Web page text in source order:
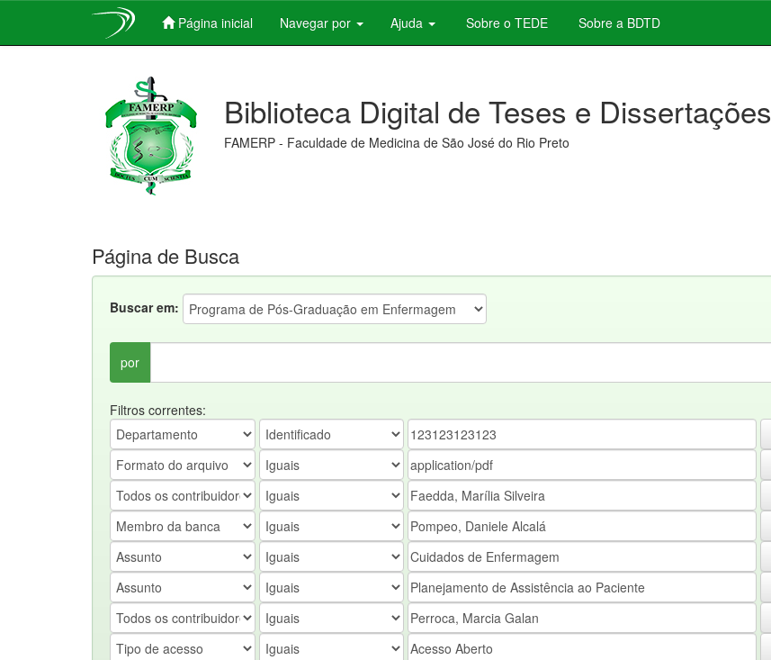
Página inicial Navegar por Ajuda Sobre o TEDE Sobre a BDTD
Biblioteca Digital de Teses e Dissertações
FAMERP - Faculdade de Medicina de São José do Rio Preto
Página de Busca
Buscar em:
por
Filtros correntes: